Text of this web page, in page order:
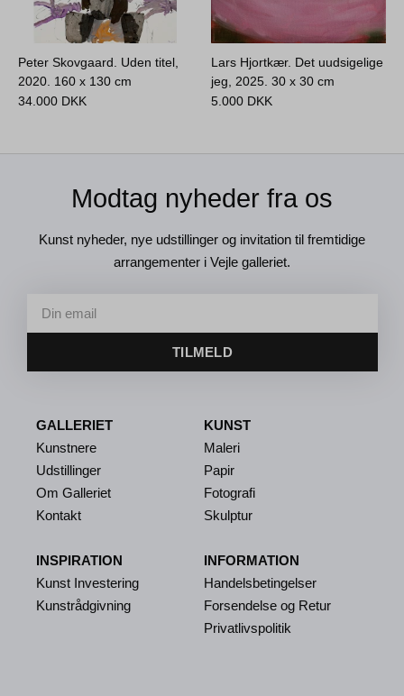
Peter Skovgaard. Uden titel,
2020. 160 x 130 cm
34.000 DKK
Lars Hjortkær. Det uudsigelige
jeg, 2025.30 x 30 cm
5.000 DKK
Modtag nyheder fra os
Kunst nyheder, nye udstillinger og invitation til fremtidige
arrangementer i Vejle galleriet.
TILMELD
GALLERIET
Kunstnere
Udstillinger
Om Galleriet
Kontakt
INSPIRATION
Kunst Investering
Kunstrådgivning
KUNST
Maleri
Papir
Fotografi
Skulptur
INFORMATION
Handelsbetingelser
Forsendelse og Retur
Privatlivspolitik